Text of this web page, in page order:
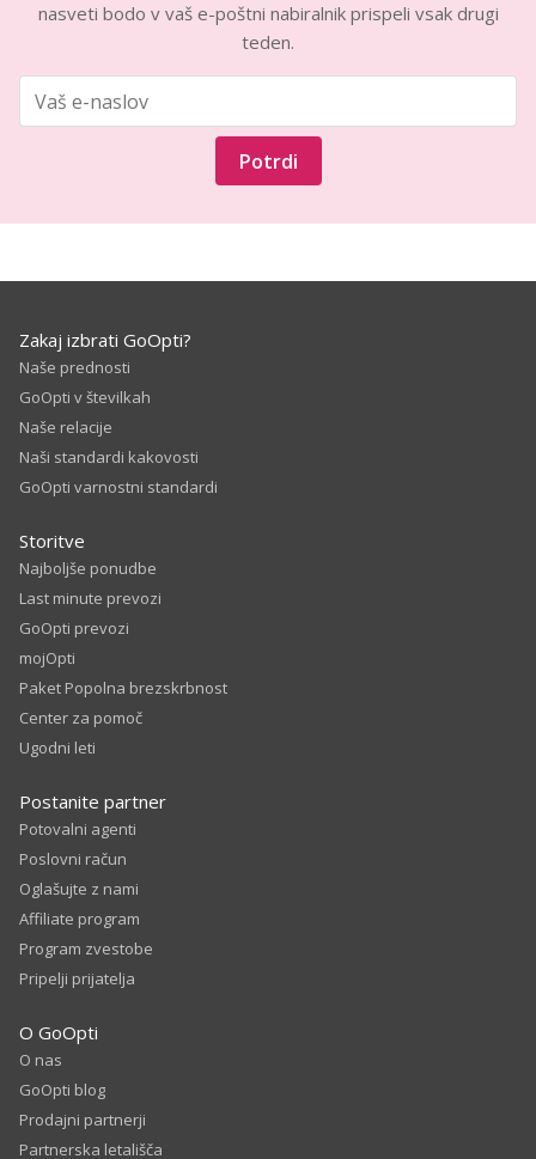
nasveti bodo v vaš e-poštni nabiralnik prispeli vsak drugi
teden.
Potrdi
Zakaj izbrati GoOpti?
Naše prednosti
GoOpti v številkah
Naše relacije
Naši standardi kakovosti
GoOpti varnostni standardi
Storitve
Najboljše ponudbe
Last minute prevozi
GoOpti prevozi
mojOpti
Paket Popolna brezskrbnost
Center za pomoč
Ugodni leti
Postanite partner
Potovalni agenti
Poslovni račun
Oglašujte z nami
Affiliate program
Program zvestobe
Pripelji prijatelja
O GoOpti
O nas
GoOpti blog
Prodajni partnerji
Partnerska letališča